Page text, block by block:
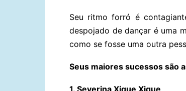
Seu ritmo forró é
despojado de dançar é uma
como se fosse uma outra
Seus maiores sucessos são
1. Severina Xique Xique